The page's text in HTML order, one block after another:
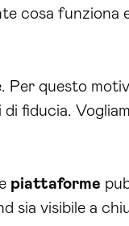
cosa funziona
questo
fiducia.
piattaforme
sia visibile a